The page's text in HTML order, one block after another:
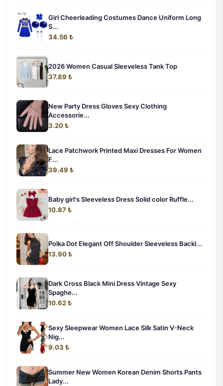
Girl Cheerleading Costumes Dance Uniform Long
S...
34.56 ₺
2026 Women Casual Sleeveless Tank Top
37.89 ₺
New Party Dress Gloves Sexy Clothing
Accessorie...
3.20 ₺
Lace Patchwork Printed Maxi Dresses For Women
F...
39.49 ₺
Baby girl's Sleeveless Dress Solid color Ruffle...
10.87 ₺
Polka Dot Elegant Off Shoulder Sleeveless Backl...
13.90 ₺
Dark Cross Black Mini Dress Vintage Sexy
Spaghe...
10.62 ₺
Sexy Sleepwear Women Lace Silk Satin V-Neck
Nig...
9.03 ₺
Summer New Women Korean Denim Shorts Pants
Lady...